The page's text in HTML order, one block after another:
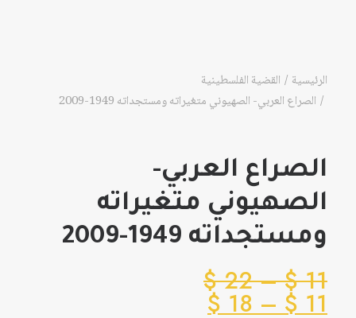
الرئيسية
القضية الفلسطينية
الصراع العربي- الصهيوني متغيراته ومستجداته 1949-2009
الصراع العربي-
الصهيوني متغيراته
ومستجداته 1949-2009
11
$
–
22
$نطاق
11
$
–
18
$